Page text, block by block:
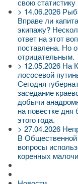
свою
> 14.06.2026
Вправе ли
экипажу?
ответ на этот
поставлена. Но
отрицательным.
> 12.05.2026 На
лососевой
Сегодня
заседание
добычи
на повестке дня
этого года.
> 27.04.2026
В Общественной
вопросы
коренных